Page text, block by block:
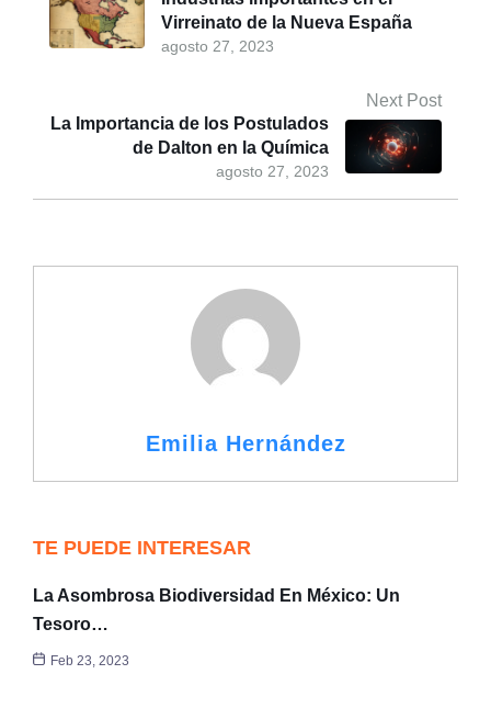
agosto 27, 2023
Virreinato de la Nueva España
Next Post
agosto 27, 2023
La Importancia de los Postulados
de Dalton en la Química
Emilia Hernández
TE PUEDE INTERESAR
La Asombrosa Biodiversidad En México: Un
Tesoro…
Feb 23, 2023